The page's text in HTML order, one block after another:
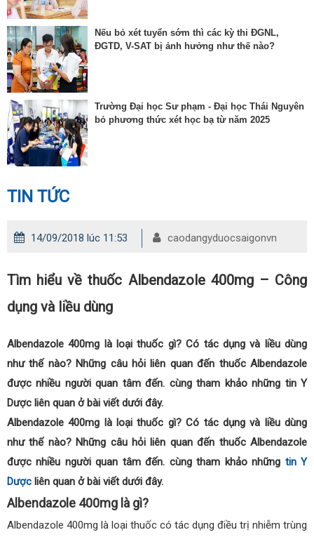
Nếu bỏ xét tuyển sớm thì các kỳ thi ĐGNL,
ĐGTD, V-SAT bị ảnh hưởng như thế nào?
Trường Đại học Sư phạm - Đại học Thái Nguyên
bỏ phương thức xét học bạ từ năm 2025
TIN TỨC
14/09/2018 lúc 11:53 caodangyduocsaigonvn
Tìm hiểu về thuốc Albendazole 400mg – Công
dụng và liều dùng
Albendazole 400mg là loại thuốc gì? Có tác dụng và liều dùng
như thế nào? Những câu hỏi liên quan đến thuốc Albendazole
được nhiều người quan tâm đến. cùng tham khảo những tin Y
Dược liên quan ở bài viết dưới đây.
Albendazole 400mg là loại thuốc gì? Có tác dụng và liều dùng
như thế nào? Những câu hỏi liên quan đến thuốc Albendazole
được nhiều người quan tâm đến. cùng tham khảo những tin Y
Dược liên quan ở bài viết dưới đây.
Albendazole 400mg là gì?
Albendazole 400mg là loại thuốc có tác dụng điều trị nhiễm trùng